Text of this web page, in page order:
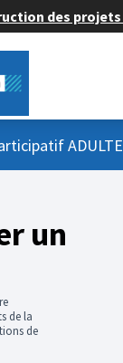
des
un
de la
de